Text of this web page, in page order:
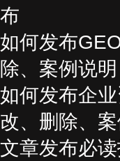
布
如何发布
除、案例说明
如何发布企
改、删除、
文章发布必